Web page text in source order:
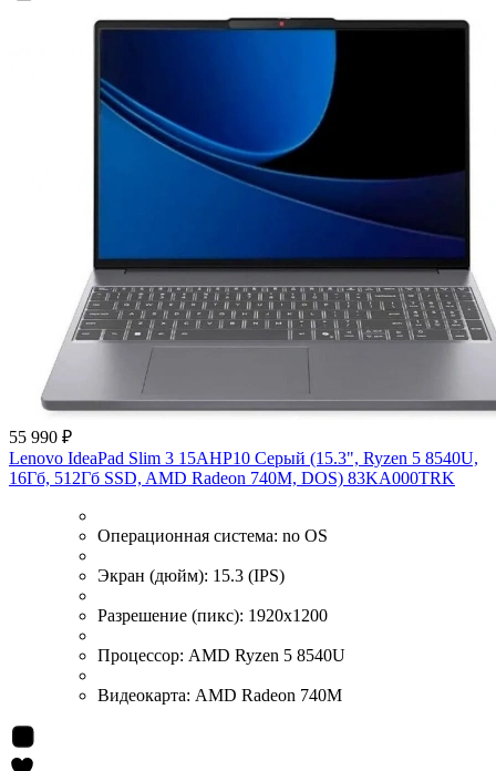
55 990 ₽
Lenovo IdeaPad Slim 3 15AHP10 Серый (15.3", Ryzen 5 8540U,
16Гб, 512Гб SSD, AMD Radeon 740M, DOS) 83KA000TRK
Операционная система: no OS
Экран (дюйм): 15.3 (IPS)
Разрешение (пикс): 1920x1200
Процессор: AMD Ryzen 5 8540U
Видеокарта: AMD Radeon 740M